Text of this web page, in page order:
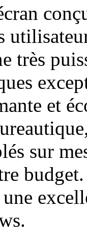
très
et
sur